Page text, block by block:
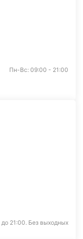
Пн-Вс: 09:00 - 21:00
21:00. Без выходных